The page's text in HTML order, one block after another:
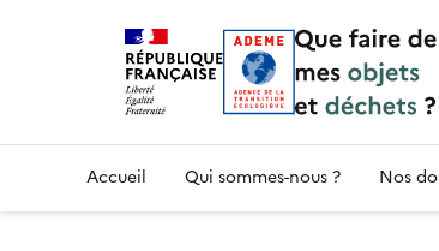
Accueil — Que Faire de mes objets
Accueil Qui sommes-nous ? Nos